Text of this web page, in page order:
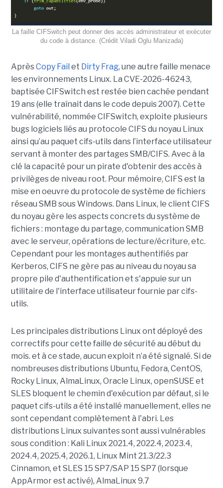
La faille CIFSwitch peut donner des accès administrateur et exécuter
du code à distance. (Crédit Viladi Oglu Manizada)
AprèsCopy Fail et Dirty Frag, une autre faille menace
les environnements Linux. La CVE-2026-46243,
baptisée CIFSwitch est restée bien cachée pendant
19 ans (elle traînait dans le code depuis 2007). Cette
vulnérabilité, nommée CIFSwitch, exploite plusieurs
bugs logiciels liés au protocole CIFS du noyau Linux
ainsi qu’au paquet cifs-utils dans l’interface utilisateur
servant à monter des partages SMB/CIFS. Avec à la
clé la capacité pour un pirate d'obtenir des accès à
privilèges de niveau root. Pour mémoire, CIFS est la
mise en oeuvre du protocole de système de fichiers
réseau SMB sous Windows. Dans Linux, le client CIFS
du noyau gère les aspects concrets du système de
fichiers : montage du partage, communication SMB
avec le serveur, opérations de lecture/écriture, etc.
Cependant pour les montages authentifiés par
Kerberos, CIFS ne gère pas au niveau du noyau sa
propre pile d'authentification et s'appuie sur un
utilitaire de l'interface utilisateur fournie par cifs-
utils.
Les principales distributions Linux ont déployé des
correctifs pour cette faille de sécurité au début du
mois. et à ce stade, aucun exploit n’a été signalé. Si de
nombreuses distributions Ubuntu, Fedora, CentOS,
Rocky Linux, AlmaLinux, Oracle Linux, openSUSE et
SLES bloquent le chemin d'exécution par défaut, si le
paquet cifs-utils a été installé manuellement, elles ne
sont cependant complètement à l'abri. Les
distributions Linux suivantes sont aussi vulnérables
sous condition : Kali Linux 2021.4, 2022.4, 2023.4,
2024.4, 2025.4, 2026.1, Linux Mint 21.3/22.3
Cinnamon, et SLES 15 SP7/SAP 15 SP7 (lorsque
AppArmor est activé), AlmaLinux 9.7